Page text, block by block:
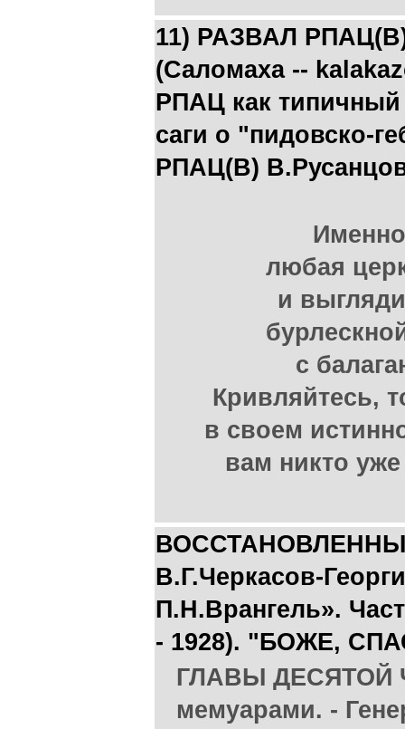
11) РАЗВАЛ
(Саломаха --
РПАЦ как
саги о "пидовско-
РПАЦ(В)
любая
и
с
Кривляйтесь,
в своем
вам никто
В.Г.Черкасов-
П.Н.Врангель».
- 1928). "БОЖЕ,
ГЛАВЫ ДЕСЯТОЙ
мемуарами. -